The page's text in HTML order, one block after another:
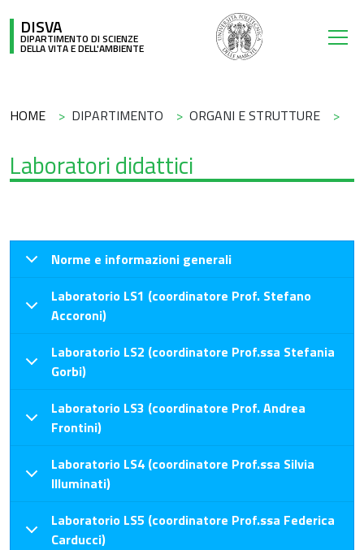
DISVA
DIPARTIMENTO DI SCIENZE
DELLA VITA E DELL'AMBIENTE
Briciole di pane
HOME DIPARTIMENTO ORGANI E STRUTTURE
Laboratori didattici
Norme e informazioni generali
Laboratorio LS1 (coordinatore Prof. Stefano
Accoroni)
Laboratorio LS2 (coordinatore Prof.ssa Stefania
Gorbi)
Laboratorio LS3 (coordinatore Prof. Andrea
Frontini)
Laboratorio LS4 (coordinatore Prof.ssa Silvia
Illuminati)
Laboratorio LS5 (coordinatore Prof.ssa Federica
Carducci)